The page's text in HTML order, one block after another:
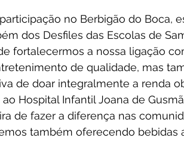
participação no Berbigão do Boca,
dos Desfiles das Escolas de
fortalecermos a nossa ligação
de qualidade, mas
de doar integralmente a renda
ao Hospital Infantil Joana de
de fazer a diferença nas
também oferecendo bebidas